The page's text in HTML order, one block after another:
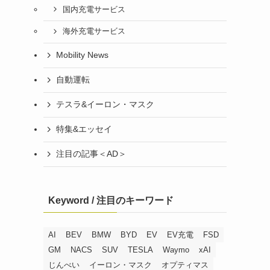
国内充電サービス
海外充電サービス
Mobility News
自動運転
テスラ&イーロン・マスク
特集&エッセイ
注目の記事＜AD＞
Keyword / 注目のキーワード
AI BEV BMW BYD EV EV充電
FSD
GM
NACS SUV TESLA Waymo
xAI
じんべい
イーロン・マスク オプティマス